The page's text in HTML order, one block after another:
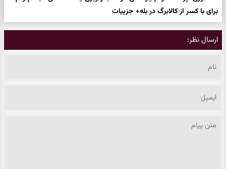
برای با کسر از کالابرگ در بله+ جزییات
ارسال نظر: